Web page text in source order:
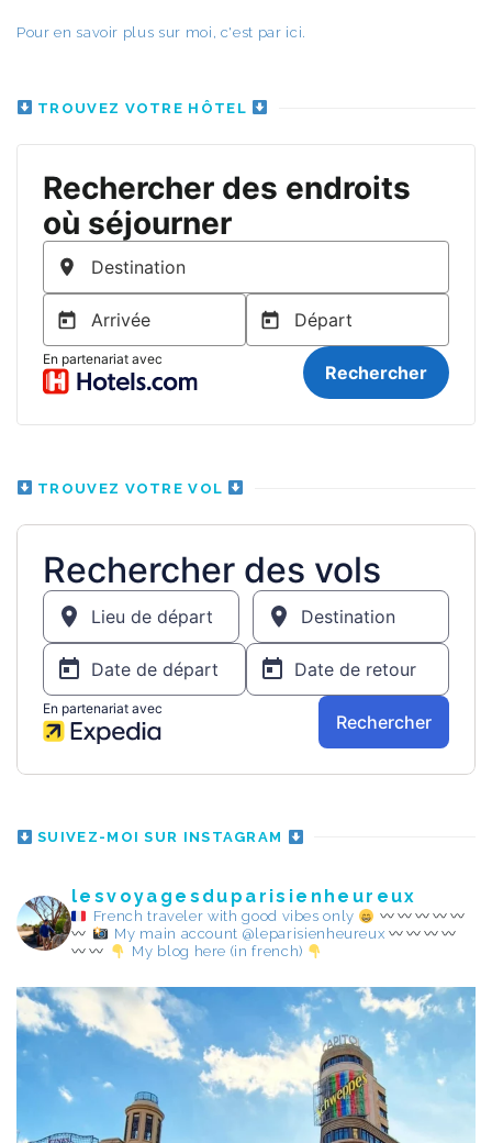
Pour en savoir plus sur moi, c'est par ici.
TROUVEZ VOTRE HÔTEL
TROUVEZ VOTRE VOL
SUIVEZ-MOI SUR INSTAGRAM
lesvoyagesduparisienheureux
French traveler with good vibes only
My main account @leparisienheureux
My blog here (in french)